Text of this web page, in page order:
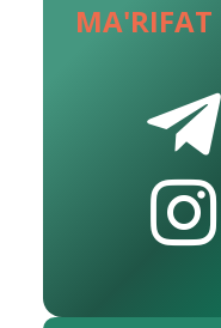
MA'RIFAT